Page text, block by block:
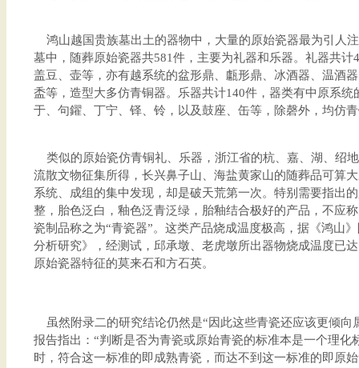
鸿山越国贵族墓出土的器物中，大量的原始瓷器最为引人
墓中，随葬原始瓷器共581件，主要为礼器和乐器。礼器共
盖豆、壶等，亦有越系统的盆形鼎、甗形鼎、冰酒器、温酒
盉等，造型大多仿青铜器。乐器共计140件，器类有中原系
于、句鑃、丁宁、铎、铃，以及鼓座、缶等，除磬外，均仿
类似的原始瓷仿青铜礼、乐器，浙江省的杭、嘉、湖、绍
流散文物征集所得，长兴鼻子山、海盐黄家山的随葬品可算
系统、成组的集中发现，却是破天荒第一次。特别需要指出
整，胎色泛白，釉色泛青泛绿，胎釉结合极好的产品，不应
瓷制品称之为“青瓷器”。这类产品烧成温度极高，据《鸿山
分析研究》，经测试，邱承墩、老虎墩所出器物烧成温度已
原始瓷器特征的莫来石和方石英。
虽然附录二的研究结论仍然是“因此这些青瓷还应该更倾向
报告指出：“判断是否为青瓷或原始青瓷的标准本是一个理化
时，符合这一标准的即成熟青瓷，而达不到这一标准的即原